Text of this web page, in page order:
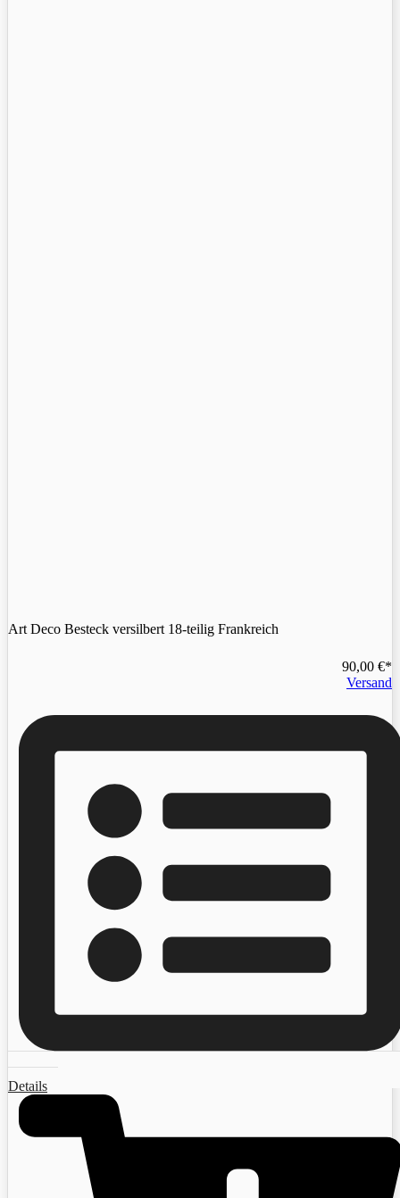
Art Deco Besteck versilbert 18-teilig Frankreich
90,00 €
Versand
Details